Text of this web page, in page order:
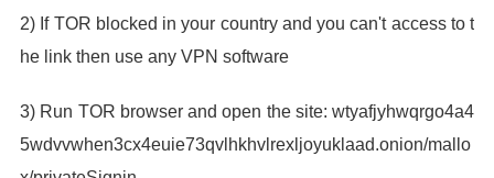
2) If TOR blocked in your country and you can't access to t
he link then use any VPN software
3) Run TOR browser and open the site: wtyafjyhwqrgo4a4
5wdvvwhen3cx4euie73qvlhkhvlrexljoyuklaad.onion/mallo